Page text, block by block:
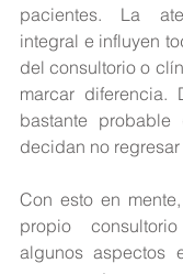
pacientes. La
integral e influyen
del consultorio o
marcar diferencia.
bastante
decidan no
Con esto en
propio
algunos aspectos